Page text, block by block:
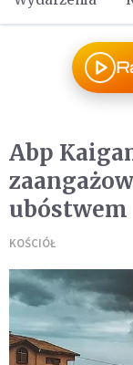
Abp
ubóstwem
KOŚCIÓŁ